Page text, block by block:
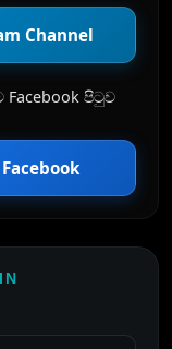
Channel
පිටුව